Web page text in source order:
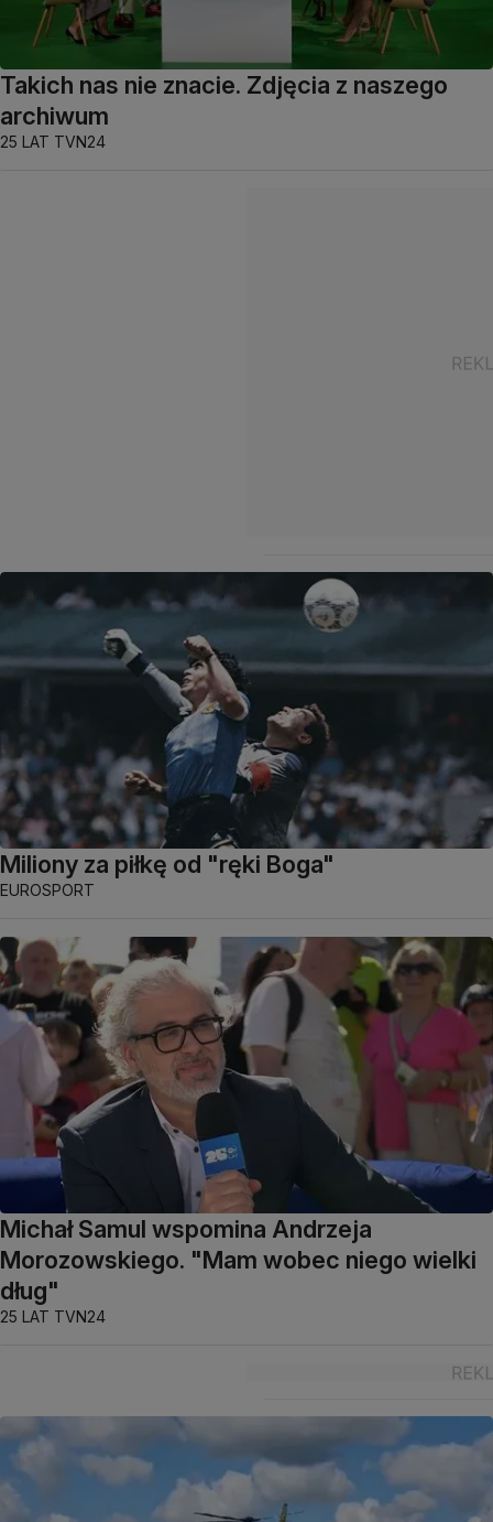
Takich nas nie znacie. Zdjęcia z naszego
archiwum
25 LAT TVN24
Miliony za piłkę od "ręki Boga"
EUROSPORT
Michał Samul wspomina Andrzeja
Morozowskiego. "Mam wobec niego wielki
dług"
25 LAT TVN24